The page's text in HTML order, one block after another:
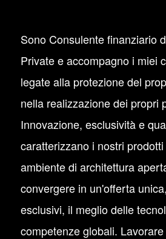
Sono Consulente finanziario
Private e accompagno i miei
legate alla protezione del
nella realizzazione dei propri
Innovazione, esclusività e
caratterizzano i nostri
ambiente di architettura
convergere in un'offerta
esclusivi, il meglio delle
competenze globali.